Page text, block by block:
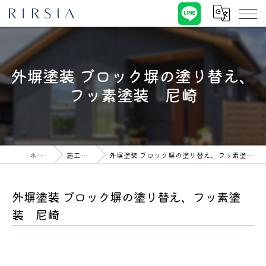
外塀塗装 ブロック塀の塗り替え、
フッ素塗装 尼崎
ホーム 施工事例 外塀塗装 ブロック塀の塗り替え、フッ素塗装 尼崎
外塀塗装 ブロック塀の塗り替え、フッ素塗
装 尼崎